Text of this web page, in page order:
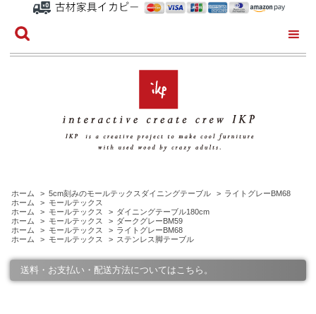
ホーム > 5cm刻みのモールテックスダイニングテーブル > ライトグレーBM68
ホーム
> モールテックス
ホーム
> モールテックス > ダイニングテーブル180cm
ホーム
> モールテックス > ダークグレーBM59
ホーム
> モールテックス > ライトグレーBM68
ホーム
> モールテックス > ステンレス脚テーブル
送料・お支払い・配送方法についてはこちら。